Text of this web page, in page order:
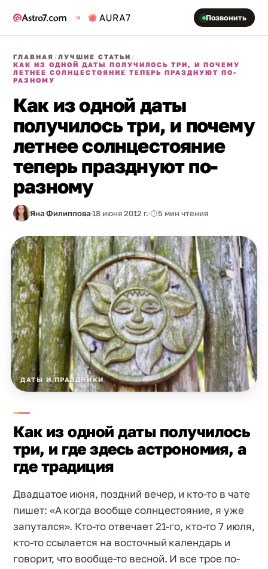
Позвонить
ГЛАВНАЯ /ЛУЧШИЕ СТАТЬИ /
КАК ИЗ ОДНОЙ ДАТЫ ПОЛУЧИЛОСЬ ТРИ, И ПОЧЕМУ
ЛЕТНЕЕ СОЛНЦЕСТОЯНИЕ ТЕПЕРЬ ПРАЗДНУЮТ ПО-
РАЗНОМУ
Как из одной даты
получилось три, и почему
летнее солнцестояние
теперь празднуют по-
разному
Яна Филиппова18 июня 2012 г. 5 мин чтения
ДАТЫ И ПРАЗДНИКИ
Как из одной даты получилось
три, и где здесь астрономия, а
где традиция
Двадцатое июня, поздний вечер, и кто-то в чате
пишет: «А когда вообще солнцестояние, я уже
запутался». Кто-то отвечает 21-го, кто-то 7 июля,
кто-то ссылается на восточный календарь и
говорит, что вообще-то весной. И все трое по-